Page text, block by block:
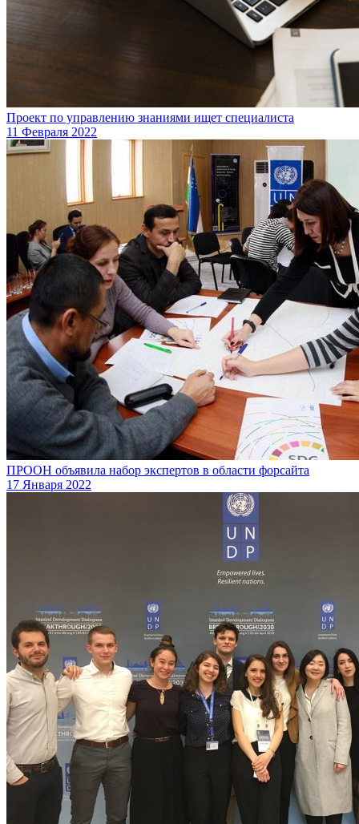
Проект по управлению знаниями ищет специалиста
11 Февраля 2022
ПРООН объявила набор экспертов в области форсайта
17 Января 2022